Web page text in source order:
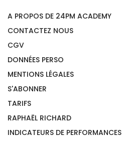
A PROPOS DE 24PM ACADEMY
CONTACTEZ NOUS
CGV
DONNÉES PERSO
MENTIONS LÉGALES
S'ABONNER
TARIFS
RAPHAËL RICHARD
INDICATEURS DE PERFORMANCES